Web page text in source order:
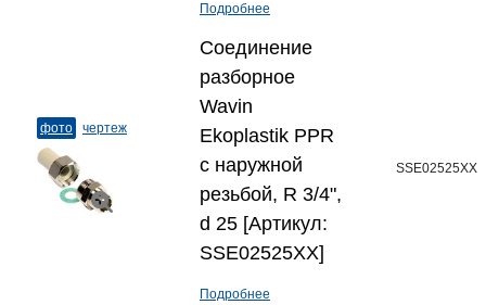
Подробнее
фото чертеж
Соединение
разборное
Wavin
Ekoplastik PPR
с наружной
резьбой, R 3/4",
d 25 [Артикул:
SSE02525XX]
Подробнее
SSE02525XX